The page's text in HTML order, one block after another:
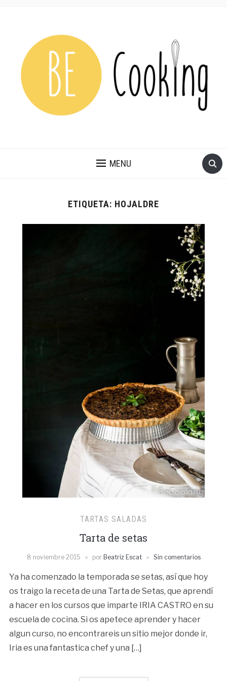
MENU
ETIQUETA: HOJALDRE
TARTAS SALADAS
Tarta de setas
8 noviembre 2015 por Beatriz Escat Sin comentarios
Ya ha comenzado la temporada se setas, así que hoy
os traigo la receta de una Tarta de Setas, que aprendí
a hacer en los cursos que imparte IRIA CASTRO en su
escuela de cocina. Si os apetece aprender y hacer
algun curso, no encontrareis un sitio mejor donde ir,
Iria es una fantastica chef y una […]